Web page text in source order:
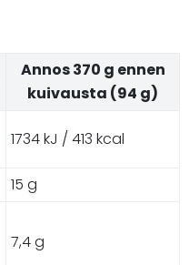
Annos 370 g ennen
kuivausta (94 g)
1734 kJ / 413 kcal
15 g
7,4 g